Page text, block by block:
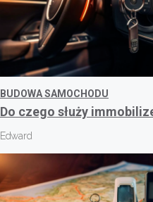
BUDOWA SAMOCHODU
Do czego służy
Edward